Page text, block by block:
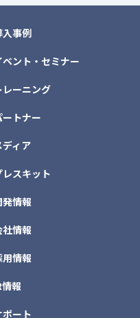
入事例
ベント・セミナー
レーニング
ートナー
ディア
レスキット
発情報
社情報
用情報
情報
ポート